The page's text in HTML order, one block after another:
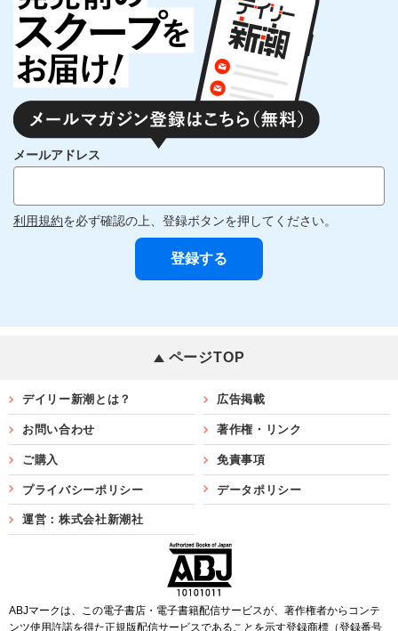
メールアドレス
利用規約を必ず確認の上、登録ボタンを押してください。
ページTOP
デイリー新潮とは？ 広告掲載
お問い合わせ 著作権・リンク
ご購入 免責事項
プライバシーポリシー データポリシー
運営：株式会社新潮社
ABJマークは、この電子書店・電子書籍配信サービスが、著作権者からコンテ
ンツ使用許諾を得た正規版配信サービスであることを示す登録商標（登録番号